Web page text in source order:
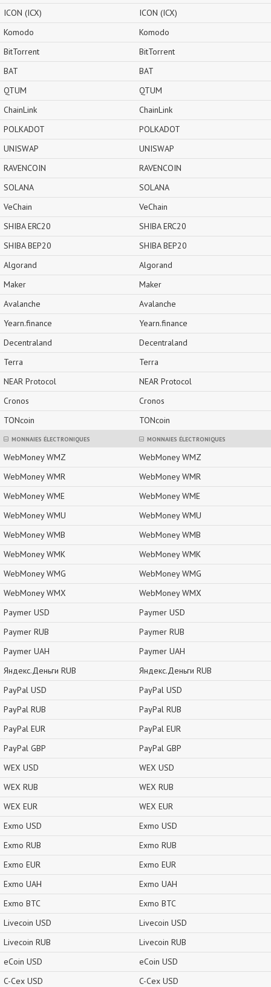
ICON (ICX)
Komodo
BitTorrent
BAT
QTUM
ChainLink
POLKADOT
UNISWAP
RAVENCOIN
SOLANA
VeChain
SHIBA ERC20
SHIBA BEP20
Algorand
Maker
Avalanche
Yearn.finance
Decentraland
Terra
NEAR Protocol
Cronos
TONcoin
MONNAIES ÉLECTRONIQUES
WebMoney WMZ
WebMoney WMR
WebMoney WME
WebMoney WMU
WebMoney WMB
WebMoney WMK
WebMoney WMG
WebMoney WMX
Paymer USD
Paymer RUB
Paymer UAH
Яндекс.Деньги RUB
PayPal USD
PayPal RUB
PayPal EUR
PayPal GBP
WEX USD
WEX RUB
WEX EUR
Exmo USD
Exmo RUB
Exmo EUR
Exmo UAH
Exmo BTC
Livecoin USD
Livecoin RUB
eCoin USD
C-Cex USD
ICON (ICX)
Komodo
BitTorrent
BAT
QTUM
ChainLink
POLKADOT
UNISWAP
RAVENCOIN
SOLANA
VeChain
SHIBA ERC20
SHIBA BEP20
Algorand
Maker
Avalanche
Yearn.finance
Decentraland
Terra
NEAR Protocol
Cronos
TONcoin
MONNAIES ÉLECTRONIQUES
WebMoney WMZ
WebMoney WMR
WebMoney WME
WebMoney WMU
WebMoney WMB
WebMoney WMK
WebMoney WMG
WebMoney WMX
Paymer USD
Paymer RUB
Paymer UAH
Яндекс.Деньги RUB
PayPal USD
PayPal RUB
PayPal EUR
PayPal GBP
WEX USD
WEX RUB
WEX EUR
Exmo USD
Exmo RUB
Exmo EUR
Exmo UAH
Exmo BTC
Livecoin USD
Livecoin RUB
eCoin USD
C-Cex USD